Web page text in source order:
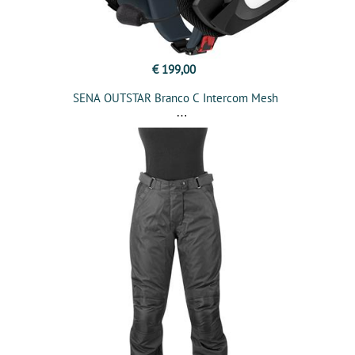
€ 199,00
SENA OUTSTAR Branco C Intercom Mesh